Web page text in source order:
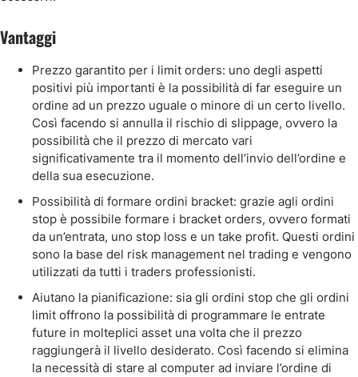
Vantaggi
Prezzo garantito per i limit orders: uno degli aspetti
positivi più importanti è la possibilità di far eseguire un
ordine ad un prezzo uguale o minore di un certo livello.
Così facendo si annulla il rischio di slippage, ovvero la
possibilità che il prezzo di mercato vari
significativamente tra il momento dell’invio dell’ordine e
della sua esecuzione.
Possibilità di formare ordini bracket: grazie agli ordini
stop è possibile formare i bracket orders, ovvero formati
da un’entrata, uno stop loss e un take profit. Questi ordini
sono la base del risk management nel trading e vengono
utilizzati da tutti i traders professionisti.
Aiutano la pianificazione: sia gli ordini stop che gli ordini
limit offrono la possibilità di programmare le entrate
future in molteplici asset una volta che il prezzo
raggiungerà il livello desiderato. Così facendo si elimina
la necessità di stare al computer ad inviare l’ordine di